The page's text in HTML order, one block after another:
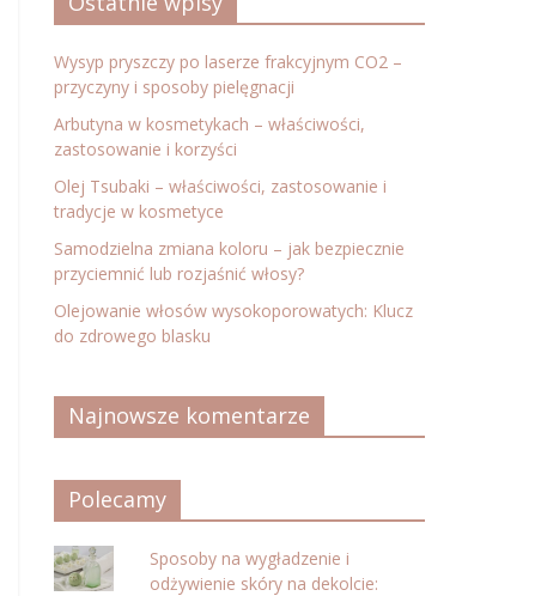
Wysyp pryszczy po laserze frakcyjnym CO2 –
przyczyny i sposoby pielęgnacji
Arbutyna w kosmetykach – właściwości,
zastosowanie i korzyści
Olej Tsubaki – właściwości, zastosowanie i
tradycje w kosmetyce
Samodzielna zmiana koloru – jak bezpiecznie
przyciemnić lub rozjaśnić włosy?
Olejowanie włosów wysokoporowatych: Klucz
do zdrowego blasku
Najnowsze komentarze
Polecamy
Sposoby na wygładzenie i
odżywienie skóry na dekolcie: